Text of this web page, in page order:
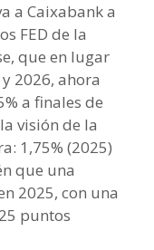
a Caixabank a
FED de la
que en lugar
2026, ahora
a finales de
visión de la
1,75% (2025)
que una
2025, con una
puntos